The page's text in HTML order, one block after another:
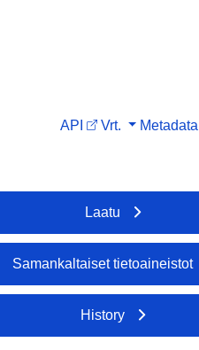
API Vrt. Metadata
Laatu
Samankaltaiset tietoaineistot
History